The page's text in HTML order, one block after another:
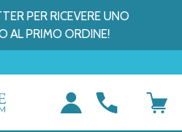
PER RICEVERE UNO
AL PRIMO ORDINE!